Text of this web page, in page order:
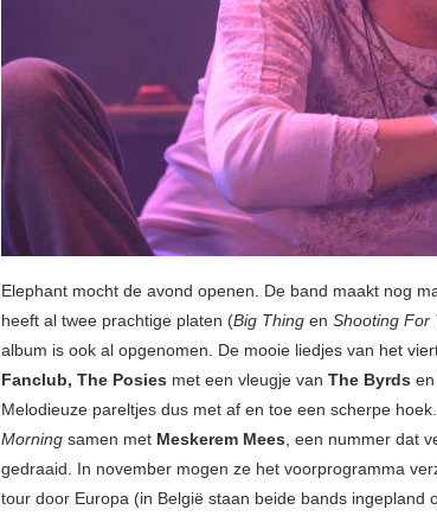
Elephant mocht de avond openen. De band maakt nog
heeft al twee prachtige platen (Big Thing en Shooting For
album is ook al opgenomen. De mooie liedjes van het
Fanclub, The Posies met een vleugje van The Byrds en
Melodieuze pareltjes dus met af en toe een scherpe
Morning samen met Meskerem Mees , een nummer dat
gedraaid. In november mogen ze het voorprogramma
tour door Europa (in België staan beide bands ingepland